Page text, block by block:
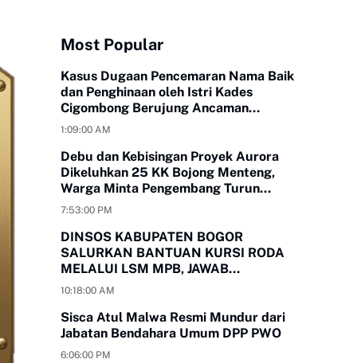
Most Popular
Kasus Dugaan Pencemaran Nama Baik
dan Penghinaan oleh Istri Kades
Cigombong Berujung Ancaman
Laporan Polisi
1:09:00 AM
Debu dan Kebisingan Proyek Aurora
Dikeluhkan 25 KK Bojong Menteng,
Warga Minta Pengembang Turun
Tangan
7:53:00 PM
DINSOS KABUPATEN BOGOR
SALURKAN BANTUAN KURSI RODA
MELALUI LSM MPB, JAWAB
KEBUTUHAN WARGA
10:18:00 AM
Sisca Atul Malwa Resmi Mundur dari
Jabatan Bendahara Umum DPP PWO
6:06:00 PM